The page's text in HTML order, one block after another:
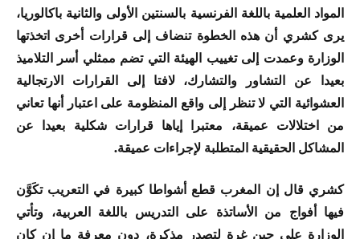
المواد العلمية باللغة الفرنسية بالسنتين الأولى والثانية باكالوريا،
يرى كشري أن هذه الخطوة تنضاف إلى قرارات أخرى اتخذتها
الوزارة وعمدت إلى تغييب الهيئة التي تضم ممثلي أسر التلاميذ
بعيدا عن التشاور والتشارك، لافتا إلى القرارات الارتجالية
العشوائية التي لا تنظر إلى واقع المنظومة على اعتبار أنها تعاني
من اختلالات عميقة، معتبرا إياها قرارات شكلية بعيدا عن
المشاكل الحقيقية المتطلبة لإجراءات عميقة.
كشري قال إن المغرب قطع أشواطا كبيرة في التعريب تكَوَّن
فيها أفواج من الأساتذة على التدريس باللغة العربية، وتأتي
الوزارة على حين غرة لتصدر مذكرة، دون معرفة ما إن كان